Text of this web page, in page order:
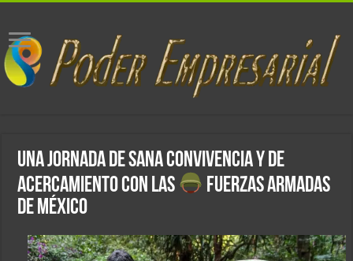
Una jornada de sana convivencia y de
acercamiento con las
Fuerzas Armadas
de México